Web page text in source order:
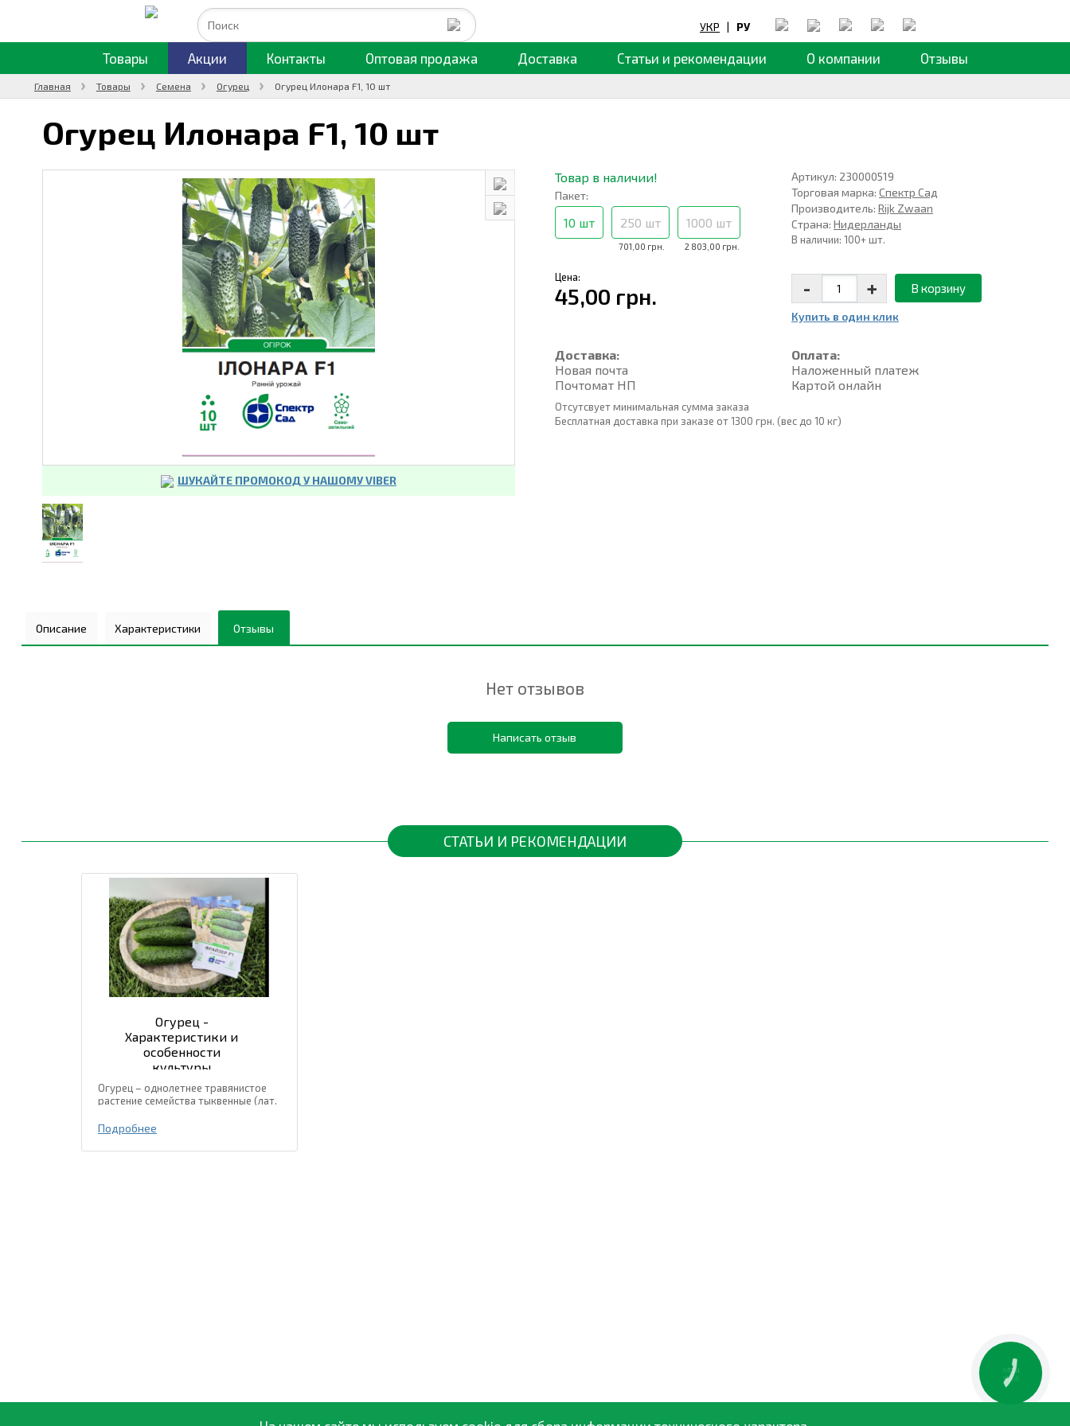
УКР | РУ
Товары Акции Контакты Оптовая продажа Доставка Статьи и рекомендации О компании Отзывы
Главная Товары Семена Огурец Огурец Илонара F1, 10 шт
Огурец Илонара F1, 10 шт
ШУКАЙТЕ ПРОМОКОД У НАШОМУ VIBER
Товар в наличии!
Пакет:
10 шт
701,00 грн.
250 шт
2 803,00 грн.
1000 шт
Артикул: 230000519
Торговая марка:Спектр Сад
Производитель:Rijk Zwaan
Страна:Нидерланды
В наличии: 100+ шт.
Цена:
45,00 грн. - + В корзину
Купить в один клик
Доставка:
Новая почта
Почтомат НП
Оплата:
Наложенный платеж
Картой онлайн
Отсутсвует минимальная сумма заказа
Бесплатная доставка при заказе от 1300 грн. (вес до 10 кг)
Описание Характеристики Отзывы
Нет отзывов
Написать отзыв
СТАТЬИ И РЕКОМЕНДАЦИИ
Огурец -
Характеристики и
особенности
культуры
Огурец – однолетнее травянистое
растение семейства тыквенные (лат.
происхождения огурца есть
тропические и субтропические
регионы Юго-Восточной Азии, где и
Подробнее
КНОПКА
ЗВ'ЯЗКУ